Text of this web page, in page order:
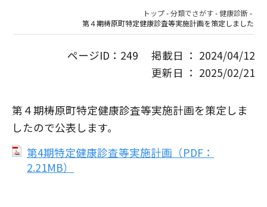
トップ - 分類でさがす - 健康診断-
第４期梼原町特定健康診査等実施計画を策定しました
ページID：249 掲載日 ： 2024/04/12
更新日 ： 2025/02/21
第４期梼原町特定健康診査等実施計画を策定しま
したので公表します。
第4期特定健康診査等実施計画（PDF：
2.21MB）